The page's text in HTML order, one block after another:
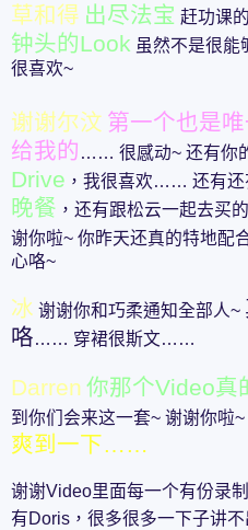
草和得 出尽法宝 赶功课
钟头的Look 虽然不是很能
很喜欢~
谢谢尔汶 第一个也是
给我的 …… 很感动~ 还有你
Drive ，我很喜欢…… 还有还
晚餐 ，还有跟松云一起去买
谢你啦~ 你昨天还真的特地配
心咯~
冰 谢谢你和巧柔通知全部人~
咯…… 穿裙很斯文……
Darren 你那个Video真
到你们会来这一套~ 谢谢你啦~
爽到一下……
谢谢Video里面每一个有份录
有Doris，很多很多一下子讲